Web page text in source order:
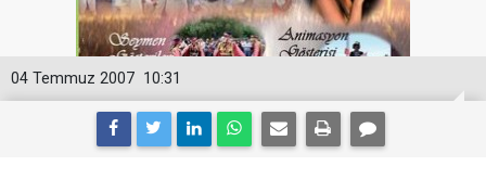
10:31
04 Temmuz 2007